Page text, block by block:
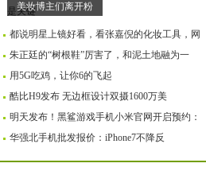
美妆博主们离开粉
都说明星上镜好看，看张嘉倪的化妆工具，网
朱正廷的“树根鞋”厉害了，和泥土地融为一
用5G吃鸡，让你6的飞起
酷比H9发布 无边框设计双摄1600万美
明天发布！黑鲨游戏手机小米官网开启预约：
华强北手机批发报价：iPhone7不降反